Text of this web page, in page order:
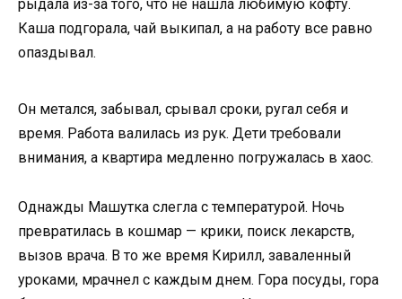
рыдала из-за того, что не нашла любимую кофту.
Каша подгорала, чай выкипал, а на работу все равно
опаздывал.
Он метался, забывал, срывал сроки, ругал себя и
время. Работа валилась из рук. Дети требовали
внимания, а квартира медленно погружалась в хаос.
Однажды Машутка слегла с температурой. Ночь
превратилась в кошмар — крики, поиск лекарств,
вызов врача. В то же время Кирилл, заваленный
уроками, мрачнел с каждым днем. Гора посуды, гора